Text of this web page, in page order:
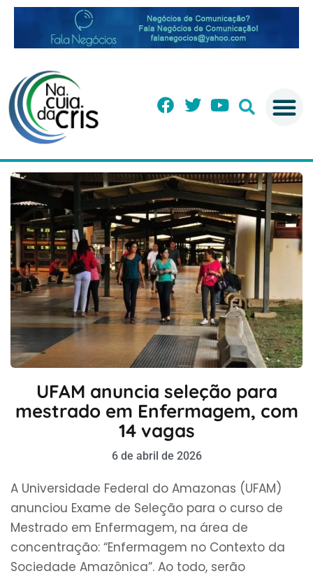
UFAM anuncia seleção para
mestrado em Enfermagem, com
14 vagas
6 de abril de 2026
A Universidade Federal do Amazonas (UFAM)
anunciou Exame de Seleção para o curso de
Mestrado em Enfermagem, na área de
concentração: “Enfermagem no Contexto da
Sociedade Amazônica”. Ao todo, serão